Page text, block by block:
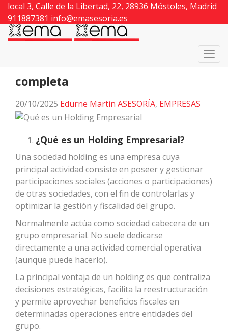
local 3, Calle de la Libertad, 22, 28936 Móstoles, Madrid
911887381 info@emasesoria.es
EMA Asesoría>Blog de asesoría y gestoría en
Móstoles ⋆ EMA ⋆ noticias actualizadas
Holding empresarial: guía completa
completa
20/10/2025 Edurne Martin ASESORÍA, EMPRESAS
¿Qué es un Holding Empresarial?
Una sociedad holding es una empresa cuya
principal actividad consiste en poseer y gestionar
participaciones sociales (acciones o participaciones)
de otras sociedades, con el fin de controlarlas y
optimizar la gestión y fiscalidad del grupo.
Normalmente actúa como sociedad cabecera de un
grupo empresarial. No suele dedicarse
directamente a una actividad comercial operativa
(aunque puede hacerlo).
La principal ventaja de un holding es que centraliza
decisiones estratégicas, facilita la reestructuración
y permite aprovechar beneficios fiscales en
determinadas operaciones entre entidades del
grupo.